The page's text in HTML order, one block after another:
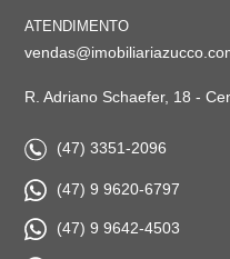
ATENDIMENTO
R. Adriano Schaefer, 18 -
(47) 3351-2096
(47) 9 9620-6797
(47) 9 9642-4503